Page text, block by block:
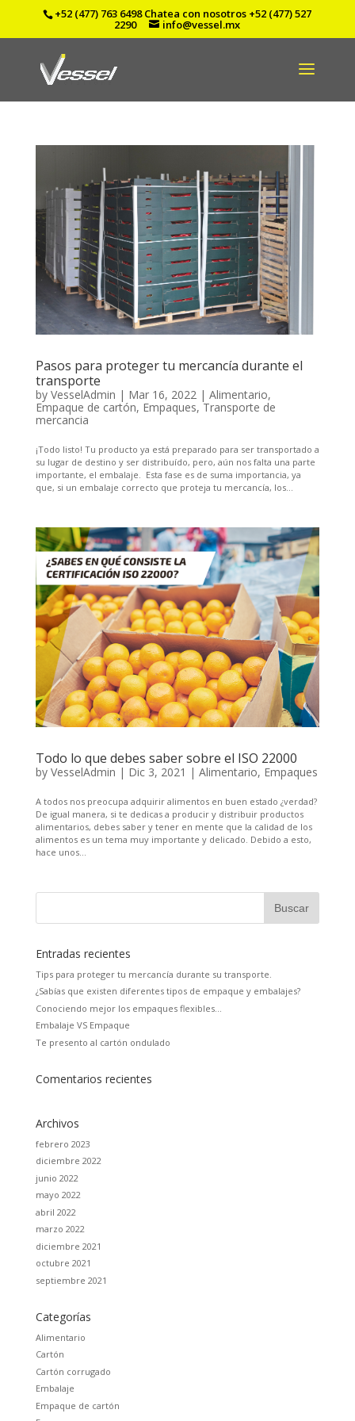
+52 (477) 763 6498Chatea con nosotros +52 (477) 527
2290 info@vessel.mx
Pasos para proteger tu mercancía durante el
transporte
by VesselAdmin | Mar 16, 2022 | Alimentario,
Empaque de cartón, Empaques,Transporte de
mercancia
¡Todo listo! Tu producto ya está preparado para ser transportado a
su lugar de destino y ser distribuído, pero, aún nos falta una parte
importante, el embalaje. Esta fase es de suma importancia, ya
que, si un embalaje correcto que proteja tu mercancía, los...
Todo lo que debes saber sobre el ISO 22000
by VesselAdmin | Dic 3, 2021 | Alimentario, Empaques
A todos nos preocupa adquirir alimentos en buen estado ¿verdad?
De igual manera, si te dedicas a producir y distribuir productos
alimentarios, debes saber y tener en mente que la calidad de los
alimentos es un tema muy importante y delicado. Debido a esto,
hace unos...
Entradas recientes
Tips para proteger tu mercancía durante su transporte.
¿Sabías que existen diferentes tipos de empaque y embalajes?
Conociendo mejor los empaques flexibles…
Embalaje VS Empaque
Te presento al cartón ondulado
Comentarios recientes
Archivos
febrero 2023
diciembre 2022
junio 2022
mayo 2022
abril 2022
marzo 2022
diciembre 2021
octubre 2021
septiembre 2021
Categorías
Alimentario
Cartón
Cartón corrugado
Embalaje
Empaque de cartón